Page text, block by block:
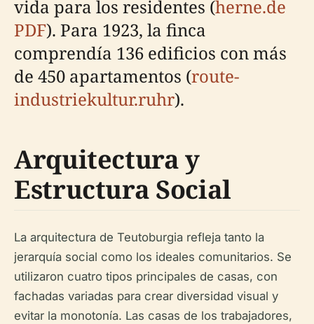
vida para los residentes (herne.de
PDF). Para 1923, la finca
comprendía 136 edificios con más
de 450 apartamentos (route-
industriekultur.ruhr).
Arquitectura y
Estructura Social
La arquitectura de Teutoburgia refleja tanto la
jerarquía social como los ideales comunitarios. Se
utilizaron cuatro tipos principales de casas, con
fachadas variadas para crear diversidad visual y
evitar la monotonía. Las casas de los trabajadores,